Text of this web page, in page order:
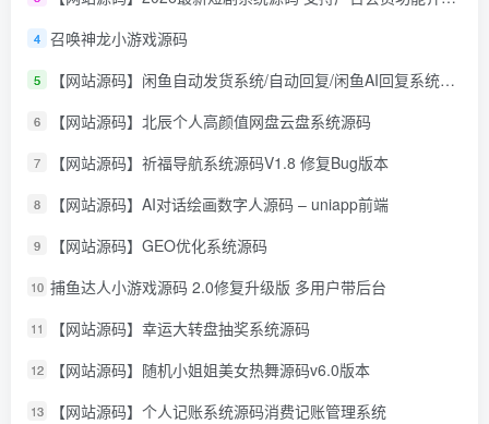
4 召唤神龙小游戏源码
5 【网站源码】闲鱼自动发货系统/自动回复/闲鱼AI回复系统源码
6 【网站源码】北辰个人高颜值网盘云盘系统源码
7 【网站源码】祈福导航系统源码V1.8 修复Bug版本
8 【网站源码】AI对话绘画数字人源码 – uniapp前端
9 【网站源码】GEO优化系统源码
10 捕鱼达人小游戏源码 2.0修复升级版 多用户带后台
11 【网站源码】幸运大转盘抽奖系统源码
12 【网站源码】随机小姐姐美女热舞源码v6.0版本
13 【网站源码】个人记账系统源码消费记账管理系统